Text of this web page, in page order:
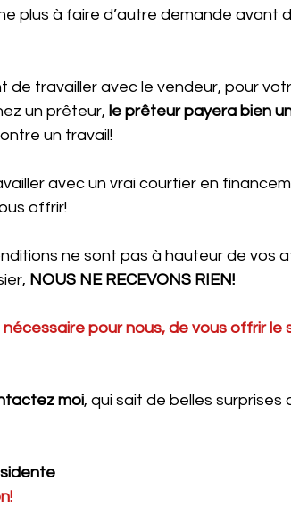
plus à faire d’autre demande avant
de travailler avec le vendeur, pour
un prêteur, le prêteur payera bien
un travail!
avec un vrai courtier en
offrir!
ne sont pas à hauteur de vos
NOUS NE RECEVONS RIEN!
pour nous, de vous offrir le
moi, qui sait de belles surprises